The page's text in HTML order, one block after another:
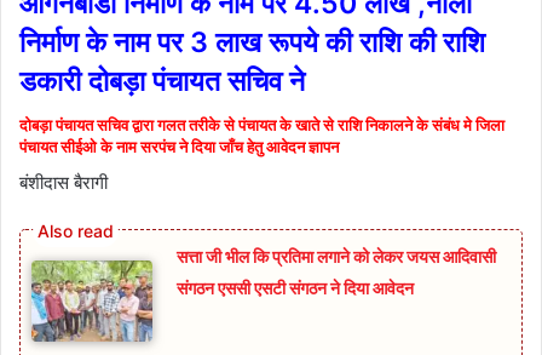
निर्माण के नाम पर 3 लाख रूपये की राशि की राशि
डकारी दोबड़ा पंचायत सचिव ने
दोबड़ा पंचायत सचिव द्वारा गलत तरीके से पंचायत के खाते से राशि निकालने के संबंध मे जिला
पंचायत सीईओ के नाम सरपंच ने दिया जाँच हेतु आवेदन ज्ञापन
बंशीदास बैरागी
सत्ता जी भील कि प्रतिमा लगाने को लेकर जयस आदिवासी
संगठन एससी एसटी संगठन ने दिया आवेदन